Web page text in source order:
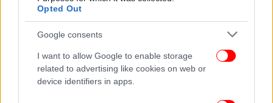
Opted Out
Google consents
I want to allow Google to enable storage
related to advertising like cookies on web or
device identifiers in apps.